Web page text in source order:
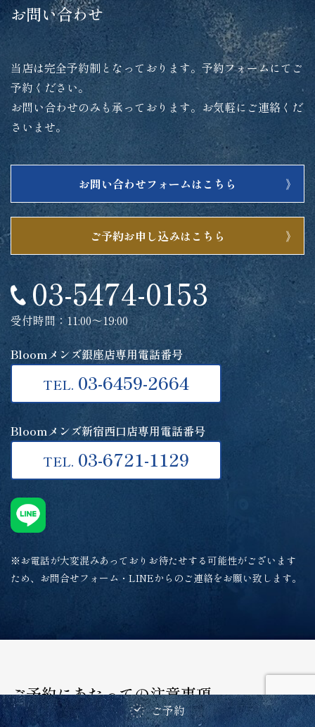
ご予約
お問い合わせ
当店は完全予約制となっております。予約フォームにてご
予約ください。
お問い合わせのみも承っております。お気軽にご連絡くだ
さいませ。
お問い合わせフォームはこちら
ご予約お申し込みはこちら
03-5474-0153
受付時間：11:00～19:00
Bloomメンズ銀座店専用電話番号
TEL. 03-6459-2664
Bloomメンズ新宿西口店専用電話番号
TEL. 03-6721-1129
※お電話が大変混みあっておりお待たせする可能性がございます
ため、お問合せフォーム・LINEからのご連絡をお願い致します。
ご予約にあたっての注意事項